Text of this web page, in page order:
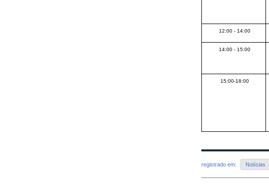
12:00 - 14:00
14:00 - 15:00
15:00-18:00
registrado em: Notícias